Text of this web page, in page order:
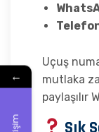
Uçuş
mutlaka
paylaşılır
Sık
←